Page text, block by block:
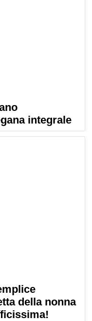
integrale
della nonna